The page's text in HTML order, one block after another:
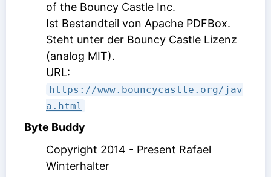
of the Bouncy Castle Inc.
Ist Bestandteil von Apache PDFBox.
Steht unter der Bouncy Castle Lizenz
(analog MIT).
URL:
https://www.bouncycastle.org/jav
a.html
Byte Buddy
Copyright 2014 - Present Rafael
Winterhalter